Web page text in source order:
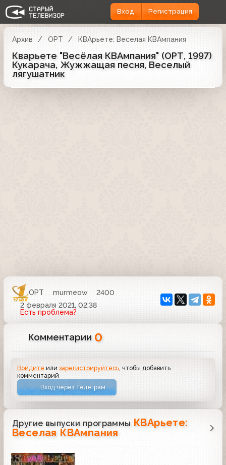
Вход Регистрация
Архив ОРТ КВАрьете: Веселая КВАмпания
Кварьете "Весёлая КВАмпания" (ОРТ, 1997)
Кукарача, Жужжащая песня, Веселый
лягушатник
ОРТ murmeow
2400
2 февраля 2021, 02:38
Есть проблема?
Комментарии 0
Войдите илизарегистрируйтесь , чтобы добавить
комментарий
Вход через Телеграм
Другие выпуски программы КВАрьете:
Веселая КВАмпания